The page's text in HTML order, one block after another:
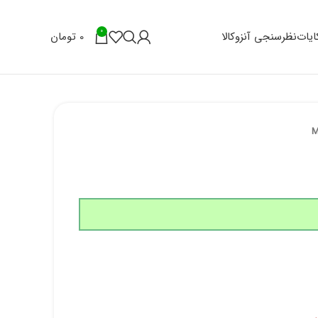
نظرسنجی آنزوکالا 0
0 تومان